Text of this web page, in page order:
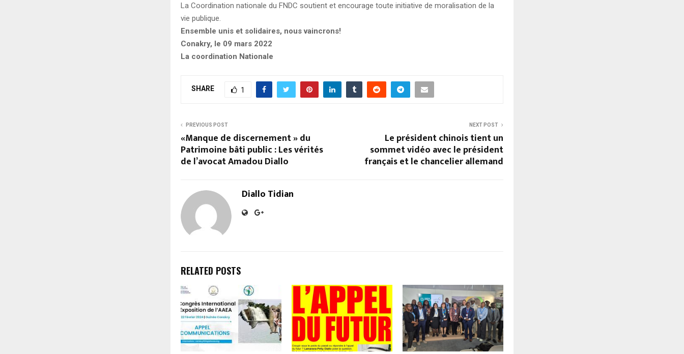
La Coordination nationale du FNDC soutient et encourage toute initiative de moralisation de la
vie publique.
Ensemble unis et solidaires, nous vaincrons!
Conakry, le 09 mars 2022
La coordination Nationale
SHARE 1
PREVIOUS POST
«Manque de discernement » du
Patrimoine bâti public : Les vérités
de l’avocat Amadou Diallo
NEXT POST
Le président chinois tient un
sommet vidéo avec le président
français et le chancelier allemand
Diallo Tidian
RELATED POSTS